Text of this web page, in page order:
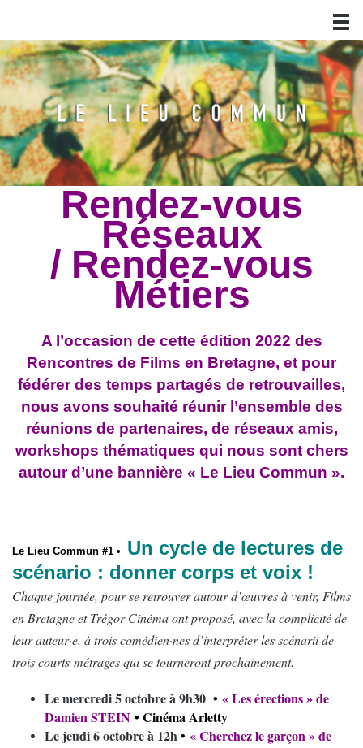
Rendez-vous
Réseaux
/ Rendez-vous
Métiers
A l’occasion de cette édition 2022 des
Rencontres de Films en Bretagne, et pour
fédérer des temps partagés de retrouvailles,
nous avons souhaité réunir l’ensemble des
réunions de partenaires, de réseaux amis,
workshops thématiques qui nous sont chers
autour d’une bannière « Le Lieu Commun ».
Le Lieu Commun #1 •
Un cycle de lectures de
scénario : donner corps et voix !
Chaque journée, pour se retrouver autour d’œuvres à venir, Films
en Bretagne et Trégor Cinéma ont proposé, avec la complicité de
leur auteur·e, à trois comédien·nes d’interpréter les scénarii de
trois courts-métrages qui se tourneront prochainement.
Le mercredi 5 octobre à 9h30 • «Les érections» de
Damien STEIN • Cinéma Arletty
Le jeudi 6 octobre à 12h• «Cherchez le garçon» de